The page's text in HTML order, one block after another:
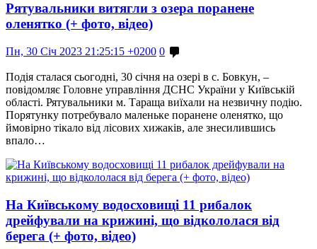
Рятувальники витягли з озера поранене
оленятко (+ фото, відео)
Пн, 30 Січ 2023 21:25:15 +0200 0
Подія сталася сьогодні, 30 січня на озері в с. Бовкун, –
повідомляє Головне управління ДСНС України у Київській
області. Рятувальники м. Тараща виїхали на незвичну подію.
Порятунку потребувало маленьке поранене оленятко, що
ймовірно тікало від лісових хижаків, але знесилившись
впало…
На Київському водосховищі 11 рибалок
дрейфували на крижині, що відкололася від
берега (+ фото, відео)